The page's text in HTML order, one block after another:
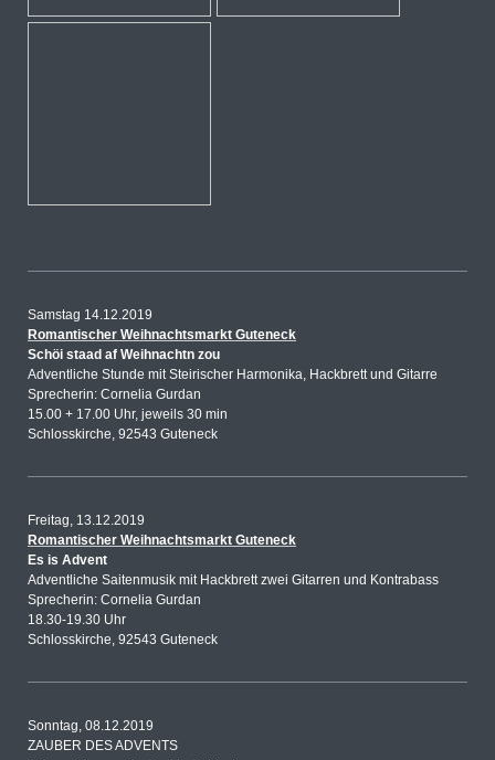
Samstag 14.12.2019
Romantischer Weihnachtsmarkt Guteneck
Schöi staad af Weihnachtn zou
Adventliche Stunde mit Steirischer Harmonika, Hackbrett und Gitarre
Sprecherin: Cornelia Gurdan
15.00 + 17.00 Uhr, jeweils 30 min
Schlosskirche, 92543 Guteneck
Freitag, 13.12.2019
Romantischer Weihnachtsmarkt Guteneck
Es is Advent
Adventliche Saitenmusik mit Hackbrett zwei Gitarren und Kontrabass
Sprecherin: Cornelia Gurdan
18.30-19.30 Uhr
Schlosskirche, 92543 Guteneck
Sonntag, 08.12.2019
ZAUBER DES ADVENTS